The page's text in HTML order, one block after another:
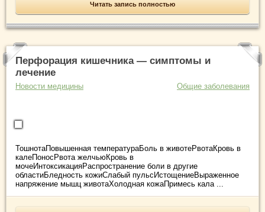
Читать запись полностью
Перфорация кишечника — симптомы и
лечение
Новости медицины Общие заболевания
ТошнотаПовышенная температураБоль в животеРвотаКровь в
калеПоносРвота желчьюКровь в
мочеИнтоксикацияРаспространение боли в другие
областиБледность кожиСлабый пульсИстощениеВыраженное
напряжение мышц животаХолодная кожаПримесь кала ...